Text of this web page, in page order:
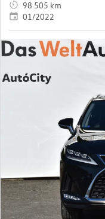
98 505 km
01/2022